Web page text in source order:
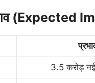
(Expected
3.5 करोड़ नई